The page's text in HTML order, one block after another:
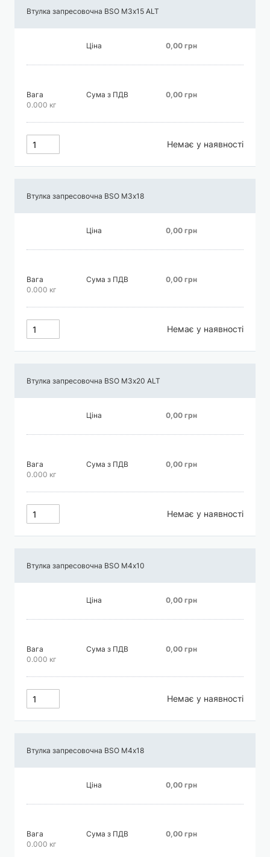
Втулка запресовочна BSO М3х15 АLT
Ціна 0,00 грн
Вага
0.000 кг
Сума з ПДВ 0,00 грн
Немає у наявності
Втулка запресовочна BSO М3х18
Ціна 0,00 грн
Вага
0.000 кг
Сума з ПДВ 0,00 грн
Немає у наявності
Втулка запресовочна BSO М3х20 АLT
Ціна 0,00 грн
Вага
0.000 кг
Сума з ПДВ 0,00 грн
Немає у наявності
Втулка запресовочна BSO М4х10
Ціна 0,00 грн
Вага
0.000 кг
Сума з ПДВ 0,00 грн
Немає у наявності
Втулка запресовочна BSO М4х18
Ціна 0,00 грн
Вага
0.000 кг
Сума з ПДВ 0,00 грн